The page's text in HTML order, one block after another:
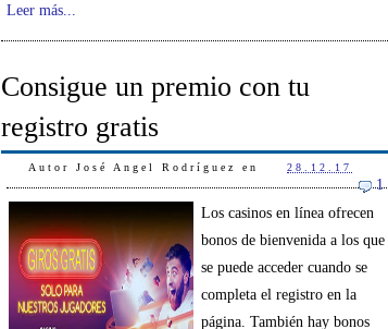
Leer más...
Consigue un premio con tu
registro gratis
Autor José Angel Rodríguez en 28.12.17
1
Los casinos en línea ofrecen
bonos de bienvenida a los que
se puede acceder cuando se
completa el registro en la
página. También hay bonos